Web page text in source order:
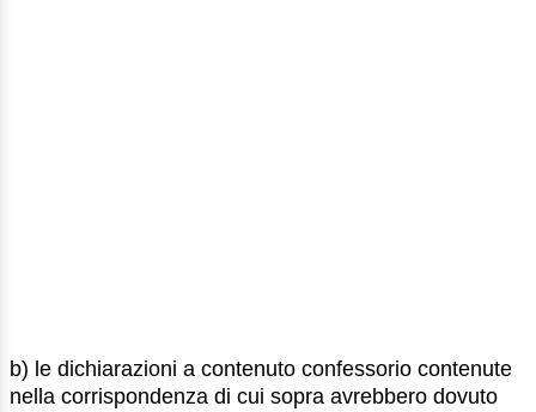
b) le dichiarazioni a contenuto confessorio contenute
nella corrispondenza di cui sopra avrebbero dovuto